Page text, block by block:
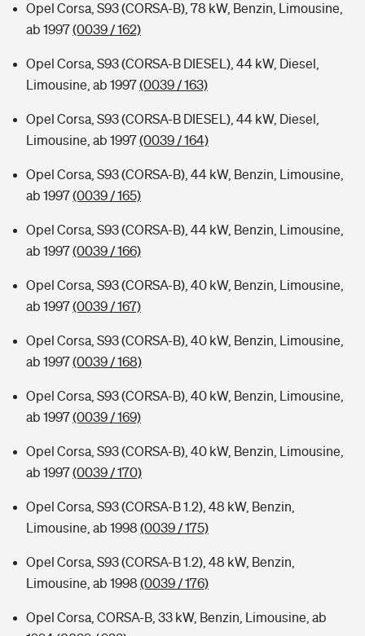
Opel Corsa, S93 (CORSA-B), 78 kW, Benzin, Limousine,
ab 1997(0039 / 162)
Opel Corsa, S93 (CORSA-B DIESEL), 44 kW, Diesel,
Limousine, ab 1997(0039 / 163)
Opel Corsa, S93 (CORSA-B DIESEL), 44 kW, Diesel,
Limousine, ab 1997(0039 / 164)
Opel Corsa, S93 (CORSA-B), 44 kW, Benzin, Limousine,
ab 1997(0039 / 165)
Opel Corsa, S93 (CORSA-B), 44 kW, Benzin, Limousine,
ab 1997(0039 / 166)
Opel Corsa, S93 (CORSA-B), 40 kW, Benzin, Limousine,
ab 1997(0039 / 167)
Opel Corsa, S93 (CORSA-B), 40 kW, Benzin, Limousine,
ab 1997(0039 / 168)
Opel Corsa, S93 (CORSA-B), 40 kW, Benzin, Limousine,
ab 1997(0039 / 169)
Opel Corsa, S93 (CORSA-B), 40 kW, Benzin, Limousine,
ab 1997(0039 / 170)
Opel Corsa, S93 (CORSA-B 1.2), 48 kW, Benzin,
Limousine, ab 1998 (0039 / 175)
Opel Corsa, S93 (CORSA-B 1.2), 48 kW, Benzin,
Limousine, ab 1998 (0039 / 176)
Opel Corsa, CORSA-B, 33 kW, Benzin, Limousine, ab